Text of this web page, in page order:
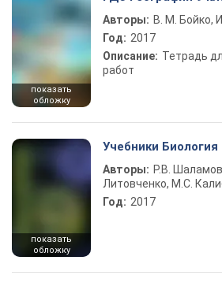
показать
обложку
Авторы: В. М. Бойко,
Год: 2017
Описание: Тетрадь
работ
показать
обложку
Учебники Биология
Авторы: Р.В.
Литовченко, М.С.
Год: 2017